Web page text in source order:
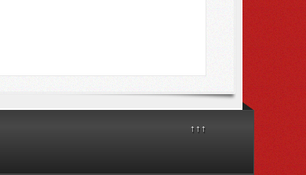
↑↑↑